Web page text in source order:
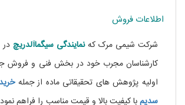
اطلاعات فروش
شرکت شیمی مرک کهنمایندگی سیگماآلدریچ در
کارشناسان مجرب خود در بخش فنی و فروش
اولیه پژوهش های تحقیقاتی ماده از جمله
سدیمبا کیفیت بالا و قیمت مناسب را فراهم